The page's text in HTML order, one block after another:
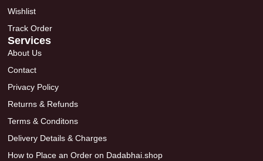
Wishlist
Track Order
Services
About Us
Contact
Privacy Policy
Returns & Refunds
Terms & Conditons
Delivery Details & Charges
How to Place an Order on Dadabhai.shop